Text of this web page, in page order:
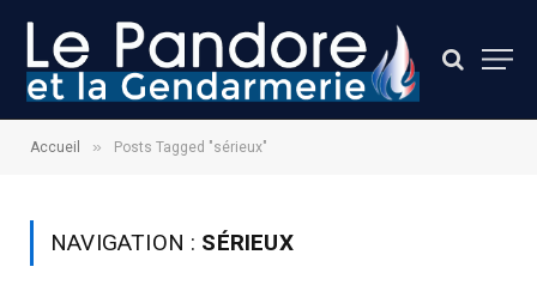
Accueil » Posts Tagged "sérieux"
NAVIGATION : SÉRIEUX